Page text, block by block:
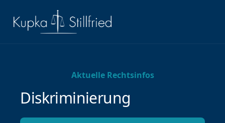
Aktuelle Rechtsinfos
Diskriminierung